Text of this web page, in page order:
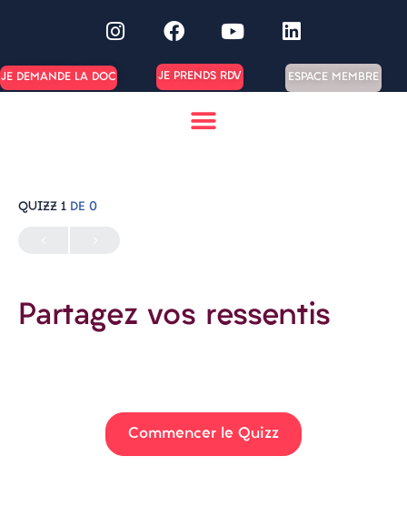
JE DEMANDE LA DOC JE PRENDS RDV ESPACE MEMBRE
QUIZZ 1 DE 0
Partagez vos ressentis